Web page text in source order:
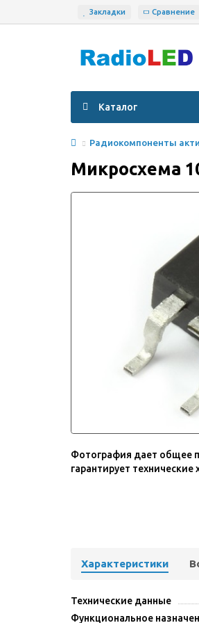
Закладки Сравнение
Каталог
Радиокомпоненты
Микросхема
Фотография дает общее
гарантирует технические
Характеристики
Технические данные
Функциональное